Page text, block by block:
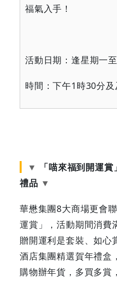
福氣入手！
活動日期：逢星期一
時間：下午1 時30分
「喵來福到開運
禮品
華懋集團8大商場更會
運賞」，活動期間消費
贈開運利是套裝、如心
酒店集團精選賀年禮盒
購物辦年貨，多買多賞